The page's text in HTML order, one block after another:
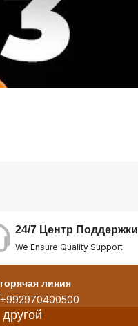
24/7 Центр Поддержки
We Ensure Quality Support
горячая линия
+992970400500
другой